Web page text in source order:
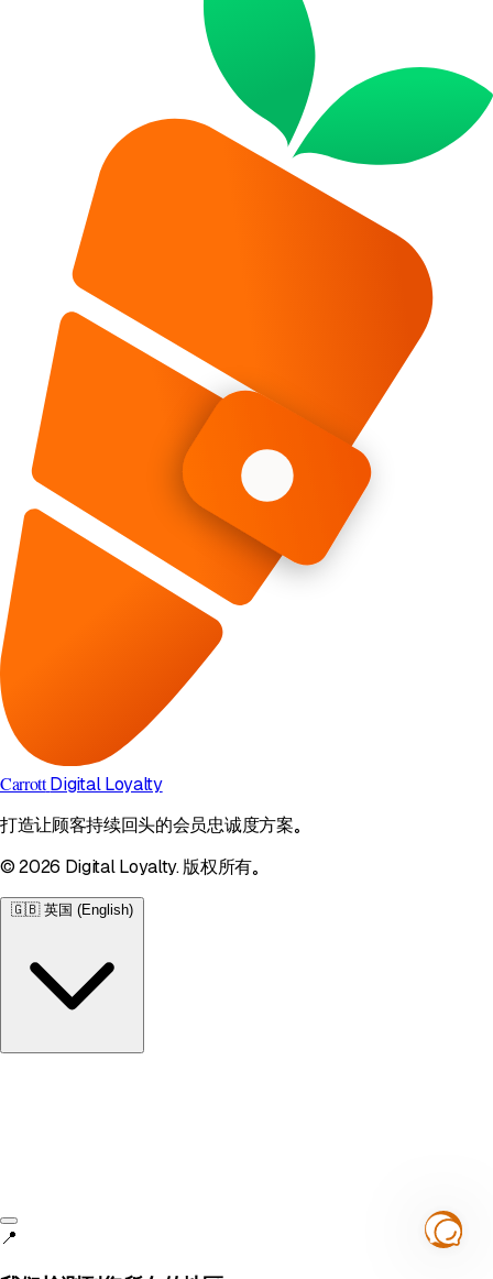
Carrott Digital Loyalty
打造让顾客持续回头的会员忠诚度方案。
© 2026 Digital Loyalty. 版权所有。
🇬🇧 英国 (English)
📍